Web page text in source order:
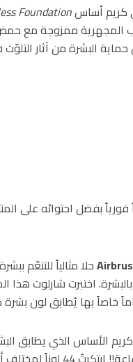
كريم أساسFoundation
المجهرية ممزوجة مع حمض
البشرة من آثار
بفضل احتوائه على
حلا مثالياً للتنعّم
خاصاً بها يُطابق لون
الأساس الذي يطابق